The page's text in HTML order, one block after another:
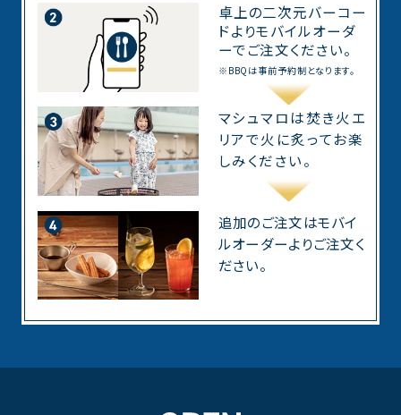
卓上の二次元バーコー
ドよりモバイルオーダ
ーでご注文ください。
※BBQは事前予約制となります。
マシュマロは焚き火エ
リアで火に炙ってお楽
しみください。
追加のご注文はモバイ
ルオーダーよりご注文く
ださい。